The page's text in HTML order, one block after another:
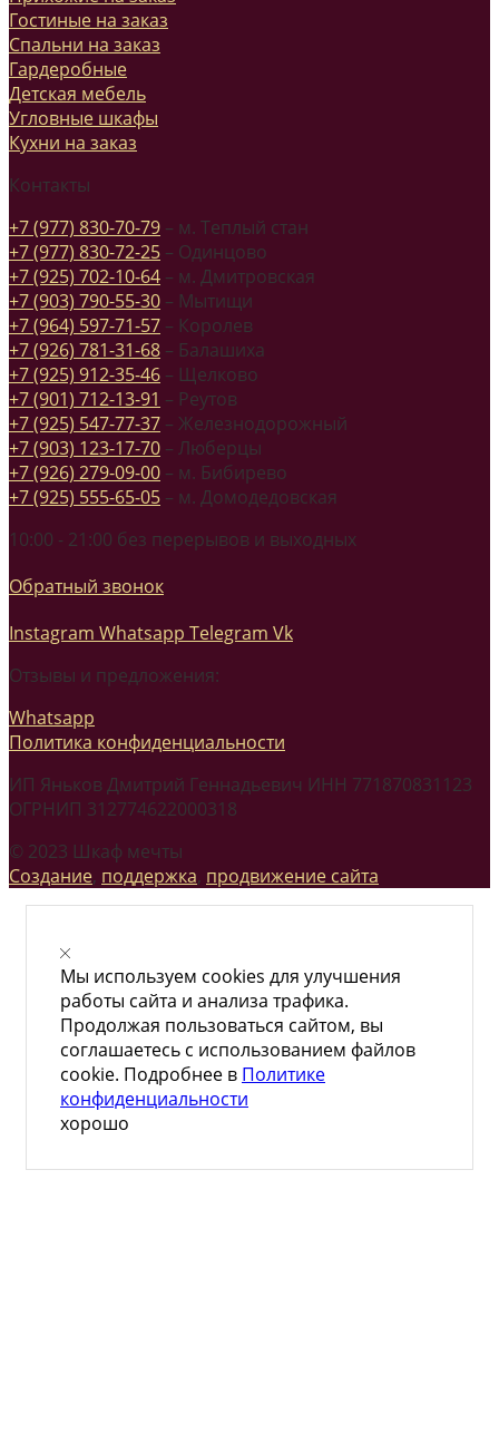
Гостиные на заказ
Спальни на заказ
Гардеробные
Детская мебель
Угловные шкафы
Кухни на заказ
Контакты
+7 (977) 830-70-79 – м. Теплый стан
+7 (977) 830-72-25 – Одинцово
+7 (925) 702-10-64 – м. Дмитровская
+7 (903) 790-55-30 – Мытищи
+7 (964) 597-71-57 – Королев
+7 (926) 781-31-68 – Балашиха
+7 (925) 912-35-46 – Щелково
+7 (901) 712-13-91 – Реутов
+7 (925) 547-77-37 – Железнодорожный
+7 (903) 123-17-70 – Люберцы
+7 (926) 279-09-00 – м. Бибирево
+7 (925) 555-65-05 – м. Домодедовская
10:00 - 21:00 без перерывов и выходных
Обратный звонок
Instagram Whatsapp Telegram Vk
Отзывы и предложения:
Whatsapp
Политика конфиденциальности
ИП Яньков Дмитрий Геннадьевич ИНН 771870831123
ОГРНИП 312774622000318
© 2023 Шкаф мечты
Создание, поддержка, продвижение сайта
Мы используем cookies для улучшения
работы сайта и анализа трафика.
Продолжая пользоваться сайтом, вы
соглашаетесь с использованием файлов
cookie. Подробнее в Политике
конфиденциальности
хорошо